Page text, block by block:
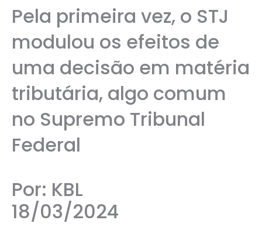
Pela primeira vez, o STJ
modulou os efeitos de
uma decisão em matéria
tributária, algo comum
no Supremo Tribunal
Federal
Por: KBL
18/03/2024